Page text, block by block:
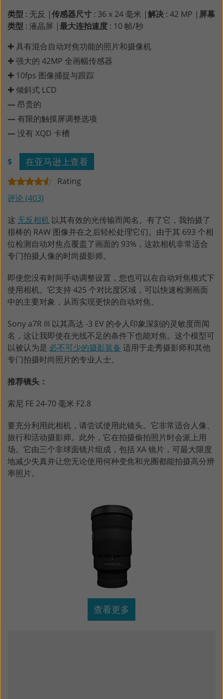
类型 : 无反 |传感器尺寸 : 36 x 24 毫米 |解决 : 42 MP | 屏幕
类型 : 液晶屏 |最大连拍速度 : 10 帧/秒
✚ 具有混合自动对焦功能的照片和摄像机
✚ 强大的 42MP 全画幅传感器
✚ 10fps 图像捕捉与跟踪
✚ 倾斜式 LCD
—昂贵的
—有限的触摸屏调整选项
—没有 XQD 卡槽
$ 在亚马逊上查看
Rating
评论 (403)
这 无反相机 以其有效的光传输而闻名。有了它，我拍摄了
很棒的 RAW 图像并在之后轻松处理它们。由于其 693 个相
位检测自动对焦点覆盖了画面的 93%，这款相机非常适合
专门拍摄人像的时尚摄影师。
即使您没有时间手动调整设置，您也可以在自动对焦模式下
使用相机。它支持 425 个对比度区域，可以快速检测画面
中的主要对象，从而实现更快的自动对焦。
Sony a7R III 以其高达 -3 EV 的令人印象深刻的灵敏度而闻
名，这让我即使在光线不足的条件下也能对焦。这个模型可
以被认为是 必不可少的摄影装备 适用于走秀摄影师和其他
专门拍摄时尚照片的专业人士。
推荐镜头：
索尼 FE 24-70 毫米 F2.8
要充分利用此相机，请尝试使用此镜头。它非常适合人像、
旅行和活动摄影师。此外，它在拍摄偷拍照片时会派上用
场。它由三个非球面镜片组成，包括 XA 镜片，可最大限度
地减少失真并让您无论使用何种变焦和光圈都能拍摄高分辨
率照片。
查看更多